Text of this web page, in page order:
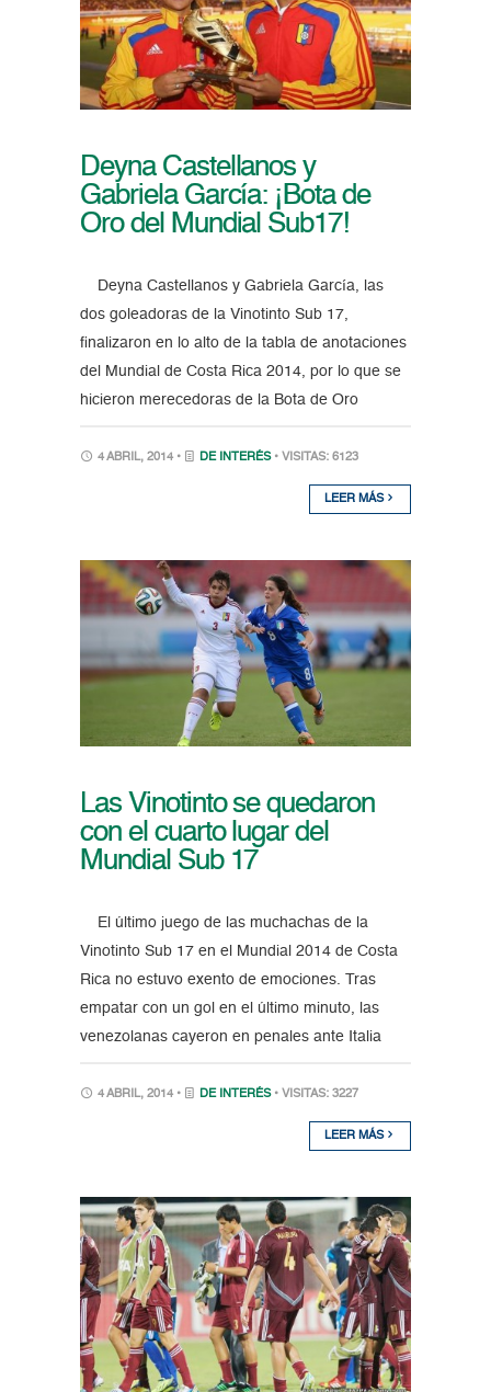
Deyna Castellanos y
Gabriela García: ¡Bota de
Oro del Mundial Sub17!
Deyna Castellanos y Gabriela García, las
dos goleadoras de la Vinotinto Sub 17,
finalizaron en lo alto de la tabla de anotaciones
del Mundial de Costa Rica 2014, por lo que se
hicieron merecedoras de la Bota de Oro
4 ABRIL, 2014 • DE INTERÉS • VISITAS: 6123
LEER MÁS
Las Vinotinto se quedaron
con el cuarto lugar del
Mundial Sub 17
El último juego de las muchachas de la
Vinotinto Sub 17 en el Mundial 2014 de Costa
Rica no estuvo exento de emociones. Tras
empatar con un gol en el último minuto, las
venezolanas cayeron en penales ante Italia
4 ABRIL, 2014 • DE INTERÉS • VISITAS: 3227
LEER MÁS